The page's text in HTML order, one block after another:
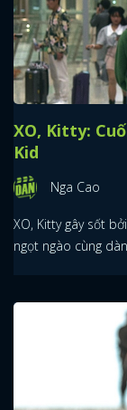
XO, Kitty:
Kid
Nga Cao
XO, Kitty gây sốt
ngọt ngào cùng